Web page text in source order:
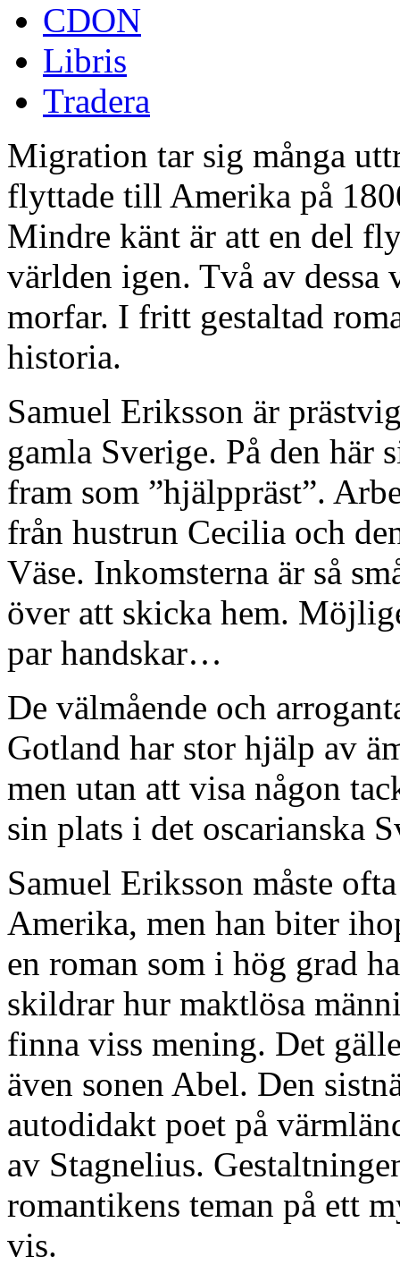
CDON
Libris
Tradera
Migration tar sig många
flyttade till Amerika på
Mindre känt är att en del
världen igen. Två av
morfar. I fritt gestaltad
historia.
Samuel Eriksson är
gamla Sverige. På den här
fram som ”hjälppräst”.
från hustrun Cecilia och
Väse. Inkomsterna är så
över att skicka hem.
par handskar…
De välmående och
Gotland har stor hjälp av
men utan att visa någon
sin plats i det oscarianska
Samuel Eriksson måste
Amerika, men han biter
en roman som i hög grad
skildrar hur maktlösa
finna viss mening. Det
även sonen Abel. Den
autodidakt poet på
av Stagnelius.
romantikens teman på ett
vis.